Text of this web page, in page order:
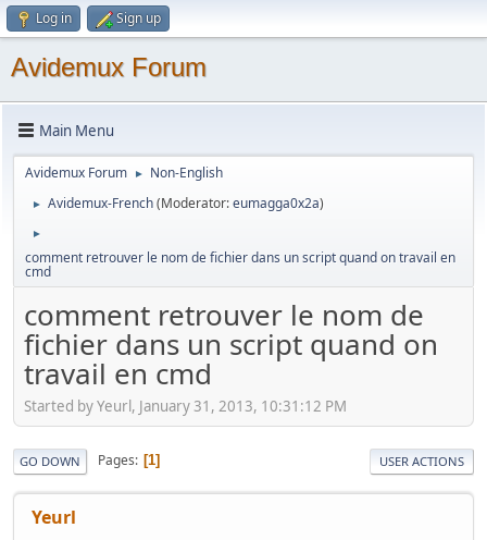
Log in Sign up
Avidemux Forum
Main Menu
Avidemux Forum ► Non-English
► Avidemux-French(Moderator:eumagga0x2a)
►
comment retrouver le nom de fichier dans un script quand on travail en
cmd
comment retrouver le nom de
fichier dans un script quand on
travail en cmd
Started by Yeurl, January 31, 2013, 10:31:12 PM
GO DOWN Pages 1 USER ACTIONS
Yeurl